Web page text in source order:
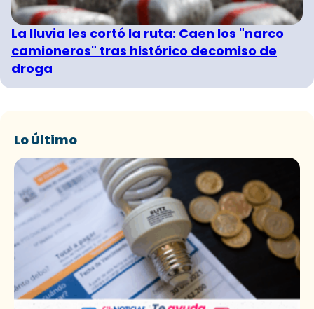
La lluvia les cortó la ruta: Caen los "narco
camioneros" tras histórico decomiso de
droga
Lo Último